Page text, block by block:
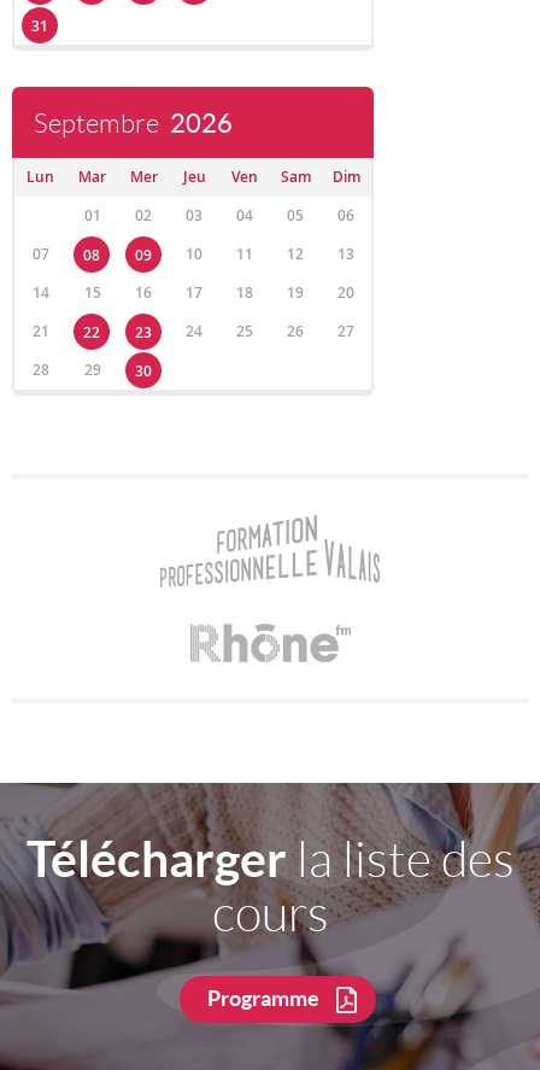
31
Septembre 2026
Lun Mar Mer Jeu Ven Sam
Dim
01
02 03 04 05
06
07
08 09 10 11 12
13
14
15 16 17 18 19
20
21
22 23 24 25 26
27
28
29 30
Téléchargerla liste des
cours
Programme